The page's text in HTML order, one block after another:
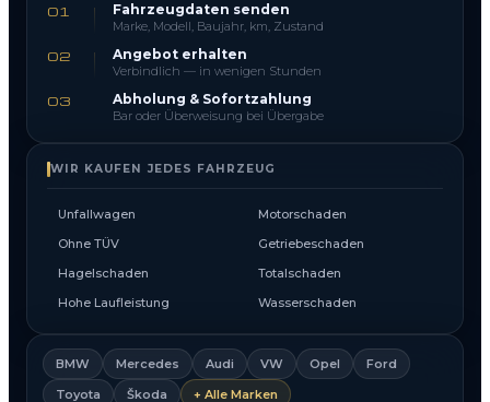
01 Fahrzeugdaten senden
Marke, Modell, Baujahr, km, Zustand
02 Angebot erhalten
Verbindlich — in wenigen Stunden
03 Abholung & Sofortzahlung
Bar oder Überweisung bei Übergabe
WIR KAUFEN JEDES FAHRZEUG
Unfallwagen
Motorschaden
Ohne TÜV
Getriebeschaden
Hagelschaden
Totalschaden
Hohe Laufleistung
Wasserschaden
BMW Mercedes Audi VW Opel
Ford
Toyota
Škoda + Alle Marken